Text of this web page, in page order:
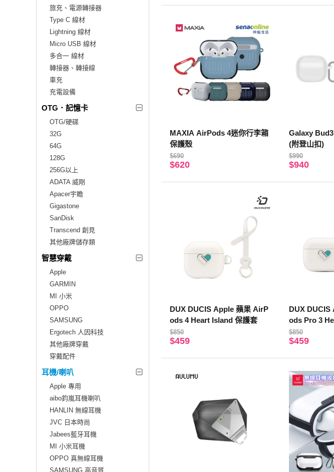
旅充、電源轉接器
Type C 線材
Lightning 線材
Micro USB 線材
多合一 線材
轉接器、轉接線
車充
充電設備
OTG．記憶卡
OTG/硬碟
32G
64G
128G
256G以上
ADATA 威剛
Apacer宇瞻
Gigastone
SanDisk
Transcend 創見
其他廠牌儲存類
智慧穿戴
Apple
GARMIN
MI 小米
OPPO
SAMSUNG
Ergotech 人因科技
其他廠牌穿戴
穿戴配件
耳機/喇叭
Apple 專用
aibo鈞嵐耳機喇叭
HANLIN 無線耳機
JVC 日本時尚
Jabees藍牙耳機
MI 小米耳機
OPPO 真無線耳機
SAMSUNG 高音質
MAXIA AirPods 4迷你行李箱
保護殼
$690
$620
Galaxy
(附登山扣)
$990
$940
DUX DUCIS Apple 蘋果 AirP
ods 4 Heart Island 保護套
$850
$459
DUX DUCIS
ods Pro 3
套
$850
$459